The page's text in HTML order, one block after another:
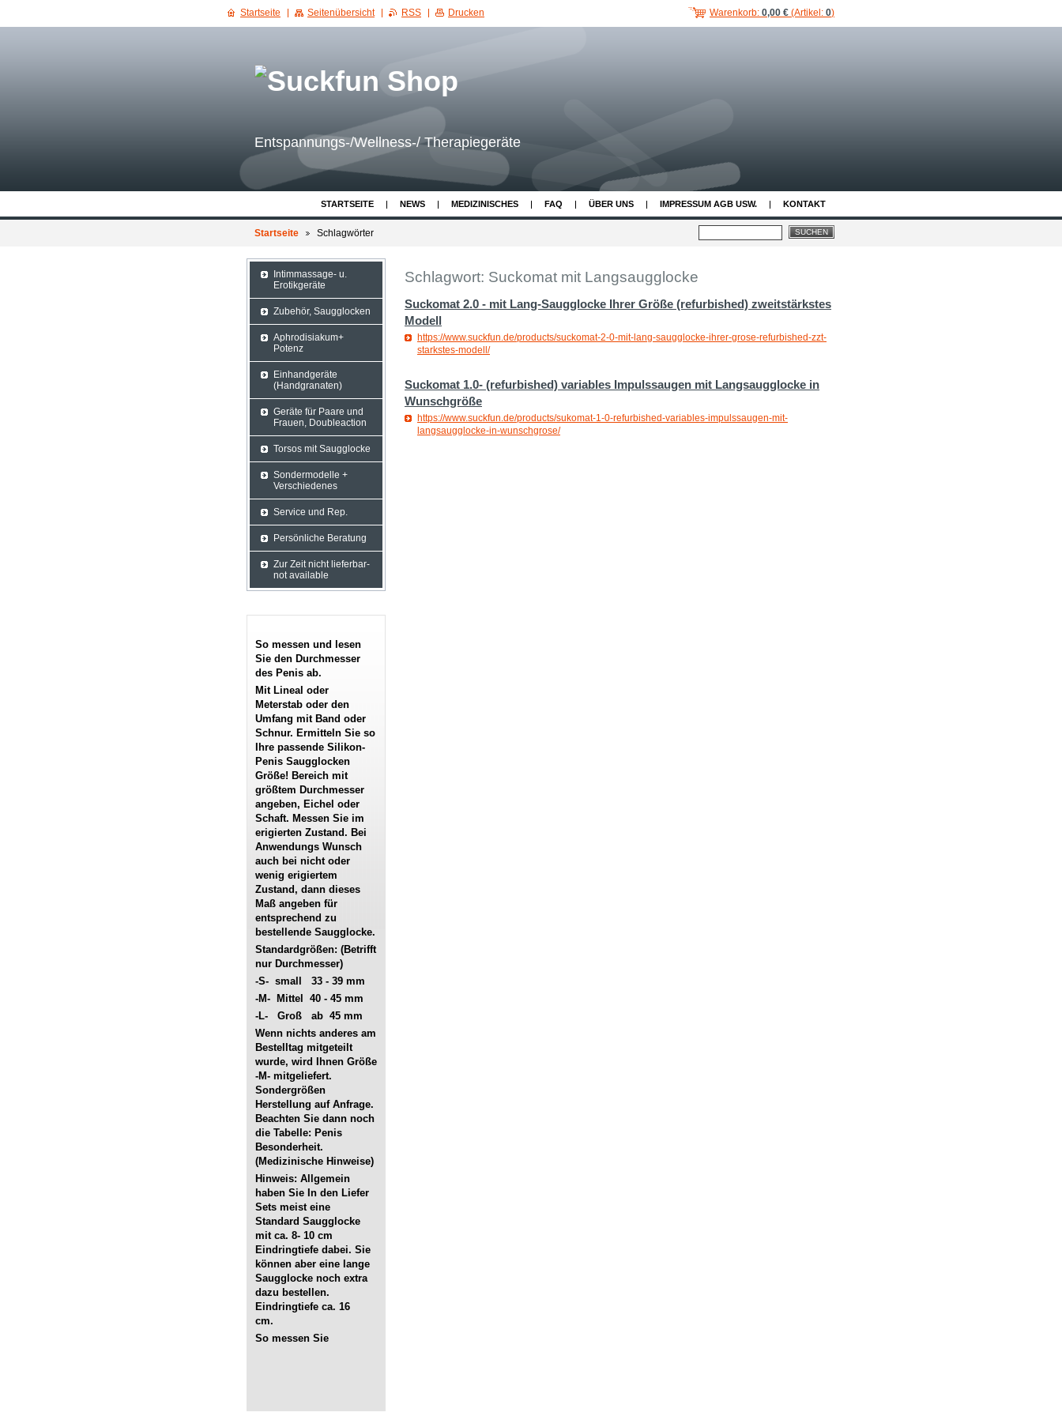
Entspannungs-/Wellness-/ Therapiegeräte
STARTSEITE NEWS MEDIZINISCHES FAQ ÜBER UNS IMPRESSUM AGB USW. KONTAKT
Startseite Schlagwörter
Schlagwort: Suckomat mit Langsaugglocke
Suckomat 2.0 - mit Lang-Saugglocke Ihrer Größe (refurbished) zweitstärkstes
Modell
https://www.suckfun.de/products/suckomat-2-0-mit-lang-saugglocke-ihrer-grose-refurbished-zzt-
starkstes-modell/
Suckomat 1.0- (refurbished) variables Impulssaugen mit Langsaugglocke in
Wunschgröße
https://www.suckfun.de/products/sukomat-1-0-refurbished-variables-impulssaugen-mit-
langsaugglocke-in-wunschgrose/
Intimmassage- u.
Erotikgeräte
Zubehör, Saugglocken
Aphrodisiakum+
Potenz
Einhandgeräte
(Handgranaten)
Geräte für Paare und
Frauen, Doubleaction
Torsos mit Saugglocke
Sondermodelle +
Verschiedenes
Service und Rep.
Persönliche Beratung
Zur Zeit nicht lieferbar-
not available
So messen und lesen
Sie den Durchmesser
des Penis ab.
Mit Lineal oder
Meterstab oder den
Umfang mit Band oder
Schnur. Ermitteln Sie so
Ihre passende Silikon-
Penis Saugglocken
Größe! Bereich mit
größtem Durchmesser
angeben, Eichel oder
Schaft. Messen Sie im
erigierten Zustand. Bei
Anwendungs Wunsch
auch bei nicht oder
wenig erigiertem
Zustand, dann dieses
Maß angeben für
entsprechend zu
bestellende Saugglocke.
Standardgrößen: (Betrifft
nur Durchmesser)
-S- small 33 - 39 mm
-M- Mittel 40 - 45 mm
-L- Groß ab 45 mm
Wenn nichts anderes am
Bestelltag mitgeteilt
wurde, wird Ihnen Größe
-M- mitgeliefert.
Sondergrößen
Herstellung auf Anfrage.
Beachten Sie dann noch
die Tabelle: Penis
Besonderheit.
(Medizinische Hinweise)
Hinweis: Allgemein
haben Sie In den Liefer
Sets meist eine
Standard Saugglocke
mit ca. 8- 10 cm
Eindringtiefe dabei. Sie
können aber eine lange
Saugglocke noch extra
dazu bestellen.
Eindringtiefe ca. 16
cm.
So messen Sie
Warenkorb: 0,00 € (Artikel: 0)
Startseite Seitenübersicht RSS Drucken